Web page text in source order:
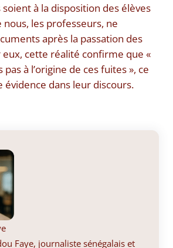
à la disposition des élèves
les professeurs, ne
après la passation des
eux, cette réalité confirme que «
à l’origine de ces fuites », ce
évidence dans leur discours.
Faye, journaliste sénégalais et